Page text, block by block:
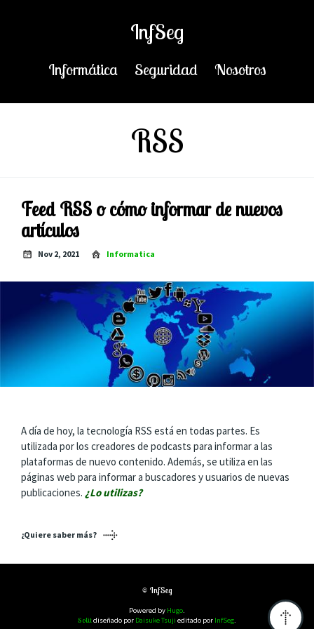
InfSeg
Informática Seguridad Nosotros
RSS
Feed RSS o cómo informar de nuevos
artículos
Nov 2, 2021 Informatica
A día de hoy, la tecnología RSS está en todas partes. Es
utilizada por los creadores de podcasts para informar a las
plataformas de nuevo contenido. Además, se utiliza en las
páginas web para informar a buscadores y usuarios de nuevas
publicaciones. ¿Lo utilizas?
¿Quiere saber más?
© InfSeg
Powered by Hugo.
Solitdiseñado por Daisuke Tsuji editado por InfSeg.